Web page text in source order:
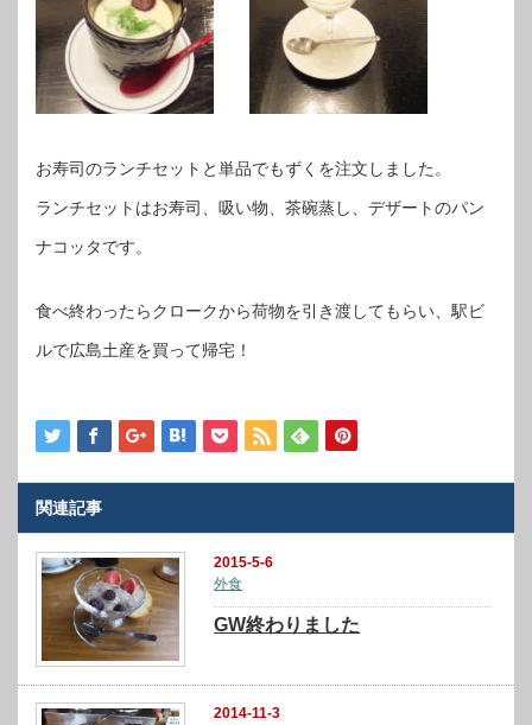
お寿司のランチセットと単品でもずくを注文しました。
ランチセットはお寿司、吸い物、茶碗蒸し、デザートのパン
ナコッタです。
食べ終わったらクロークから荷物を引き渡してもらい、駅ビ
ルで広島土産を買って帰宅！
関連記事
2015-5-6
外食
GW終わりました
2014-11-3